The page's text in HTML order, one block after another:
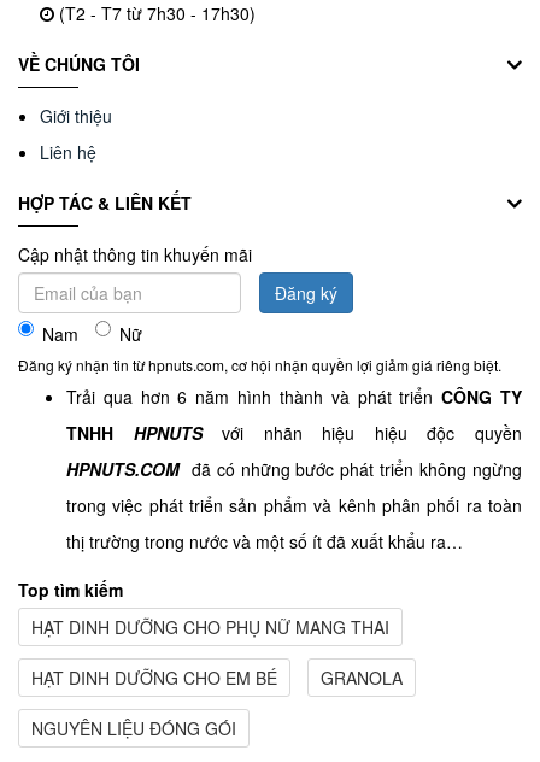
(T2 - T7 từ 7h30 - 17h30)
VỀ CHÚNG TÔI
Giới thiệu
Liên hệ
HỢP TÁC & LIÊN KẾT
Cập nhật thông tin khuyến mãi
Nam Nữ
Đăng ký
Đăng ký nhận tin từ hpnuts.com, cơ hội nhận quyền lợi giảm giá riêng biệt.
Trải qua hơn 6 năm hình thành và phát triểnCÔNG TY
TNHH HPNUTSvới nhãn hiệu hiệu độc quyền
HPNUTS.COMđã có những bước phát triển không ngừng
trong việc phát triển sản phẩm và kênh phân phối ra toàn
thị trường trong nước và một số ít đã xuất khẩu ra…
Top tìm kiếm
HẠT DINH DƯỠNG CHO PHỤ NỮ MANG THAI
HẠT DINH DƯỠNG CHO EM BÉ GRANOLA
NGUYÊN LIỆU ĐÓNG GÓI